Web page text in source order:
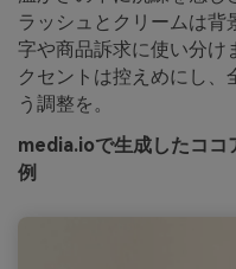
ラッシュとクリームは背
字や商品訴求に使い分け
クセントは控えめにし、
う調整を。
media.ioで生成したココ
例